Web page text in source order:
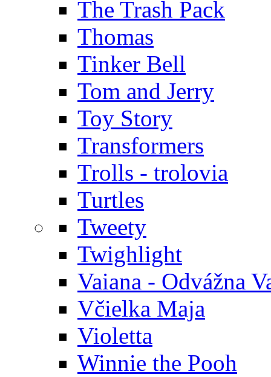
The Trash Pack
Thomas
Tinker Bell
Tom and Jerry
Toy Story
Transformers
Trolls - trolovia
Turtles
Tweety
Twighlight
Vaiana - Odvážna
Včielka Maja
Violetta
Winnie the Pooh